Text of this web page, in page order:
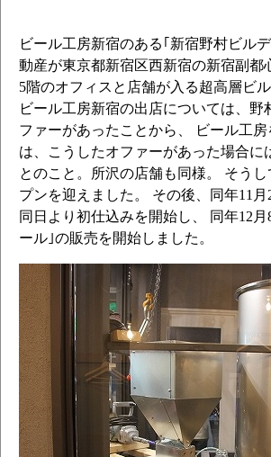
ビール工房新宿のある｢新宿野村ビル
動産が東京都新宿区西新宿の新宿副都
5階のオフィスと店舗が入る超高層ビル
ビール工房新宿の出店については、
ファーがあったことから、 ビール工
は、こうしたオファーがあった場合
とのこと。所沢の店舗も同様。 そう
プンを迎えました。 その後、同年11
同日より初仕込みを開始し、 同年12
ール｣の販売を開始しました。